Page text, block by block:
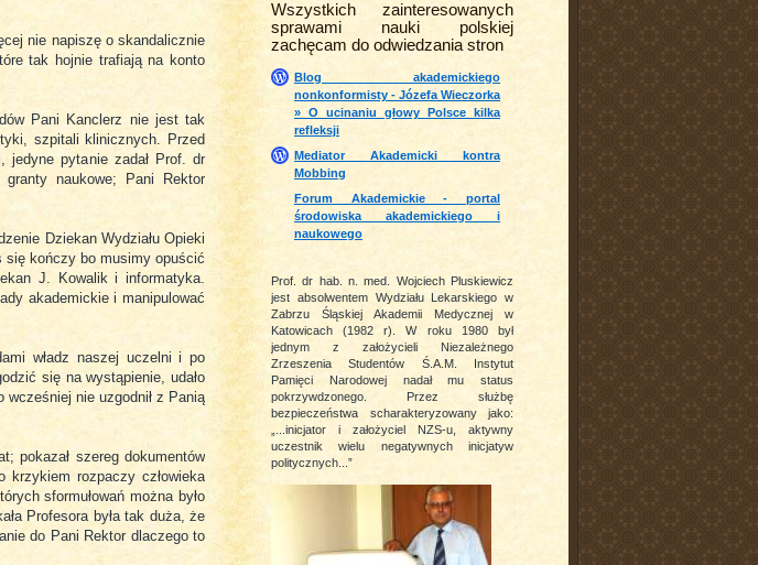
Wszystkich zainteresowanych
sprawami nauki polskiej
zachęcam do odwiedzania stron
Blog akademickiego
nonkonformisty - Józefa Wieczorka
» O ucinaniu głowy Polsce kilka
refleksji
Mediator Akademicki kontra
Mobbing
Forum Akademickie - portal
środowiska akademickiego i
naukowego
Prof. dr hab. n. med. Wojciech Pluskiewicz
jest absolwentem Wydziału Lekarskiego w
Zabrzu Śląskiej Akademii Medycznej w
Katowicach (1982 r). W roku 1980 był
jednym z założycieli Niezależnego
Zrzeszenia Studentów Ś.A.M. Instytut
Pamięci Narodowej nadał mu status
pokrzywdzonego. Przez służbę
bezpieczeństwa scharakteryzowany jako:
„...inicjator i założyciel NZS-u, aktywny
uczestnik wielu negatywnych inicjatyw
politycznych...”
nie napiszę o skandalicznie
tak hojnie trafiają na konto
Pani Kanclerz nie jest tak
szpitali klinicznych. Przed
jedyne pytanie zadał Prof. dr
naukowe; Pani Rektor
Dziekan Wydziału Opieki
się kończy bo musimy opuścić
J. Kowalik i informatyka.
akademickie i manipulować
władz naszej uczelni i po
się na wystąpienie, udało
wcześniej nie uzgodnił z Panią
pokazał szereg dokumentów
krzykiem rozpaczy człowieka
sformułowań można było
Profesora była tak duża, że
do Pani Rektor dlaczego to